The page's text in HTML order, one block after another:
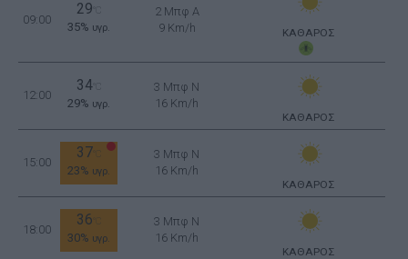
09:00
29
35% υγρ.
2 Μπφ Α
9 Km/h
ΚΑΘΑΡΟΣ
12:00
34°C
29% υγρ.
3 Μπφ N
16 Km/h
ΚΑΘΑΡΟΣ
15:00
37
23% υγρ.
3 Μπφ N
16 Km/h
ΚΑΘΑΡΟΣ
18:00
36
30% υγρ.
3 Μπφ N
16 Km/h
ΚΑΘΑΡΟΣ